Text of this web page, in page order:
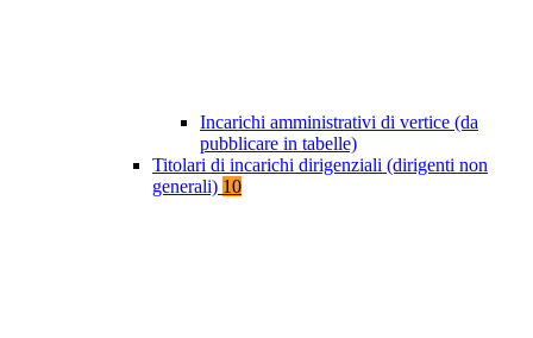
Incarichi amministrativi di vertice (da
pubblicare in tabelle)
Titolari di incarichi dirigenziali (dirigenti non
generali) 10